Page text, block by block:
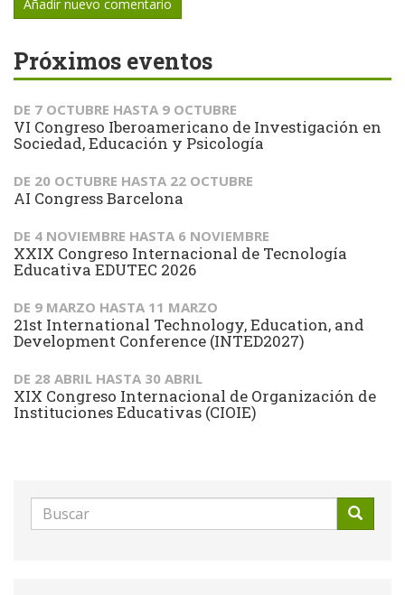
Añadir nuevo comentario
Próximos eventos
DE 7 OCTUBRE HASTA 9 OCTUBRE
VI Congreso Iberoamericano de Investigación en
Sociedad, Educación y Psicología
DE 20 OCTUBRE HASTA 22 OCTUBRE
AI Congress Barcelona
DE 4 NOVIEMBRE HASTA 6 NOVIEMBRE
XXIX Congreso Internacional de Tecnología
Educativa EDUTEC 2026
DE 9 MARZO HASTA 11 MARZO
21st International Technology, Education, and
Development Conference (INTED2027)
DE 28 ABRIL HASTA 30 ABRIL
XIX Congreso Internacional de Organización de
Instituciones Educativas (CIOIE)
Formulario
de